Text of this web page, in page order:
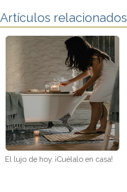
Artículos relacionados
El lujo de hoy. ¡Cuélalo en casa!